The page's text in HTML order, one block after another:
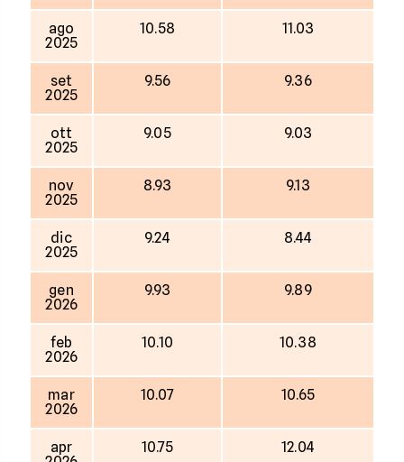
ago
2025
10.58 11.03
set
2025
9.56 9.36
ott
2025
9.05 9.03
nov
2025
8.93 9.13
dic
2025
9.24 8.44
gen
2026
9.93 9.89
feb
2026
10.10 10.38
mar
2026
10.07 10.65
apr
10.75 12.04